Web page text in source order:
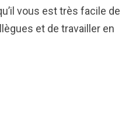
vous est très facile de
et de travailler en